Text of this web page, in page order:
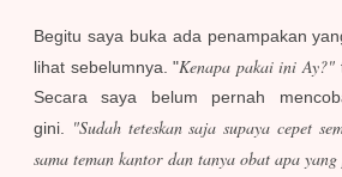
Begitu saya buka ada penampakan
lihat sebelumnya. "Kenapa pakai ini Ay?"
Secara saya belum pernah
gini.
"Sudah teteskan saja supaya cepet
sama teman kantor dan tanya obat apa